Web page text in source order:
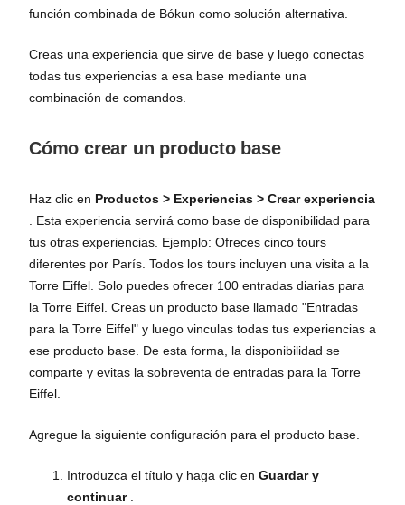
función combinada de Bókun como solución alternativa.
Creas una experiencia que sirve de base y luego conectas
todas tus experiencias a esa base mediante una
combinación de comandos.
Cómo crear un producto base
Haz clic en Productos > Experiencias > Crear experiencia
. Esta experiencia servirá como base de disponibilidad para
tus otras experiencias. Ejemplo: Ofreces cinco tours
diferentes por París. Todos los tours incluyen una visita a la
Torre Eiffel. Solo puedes ofrecer 100 entradas diarias para
la Torre Eiffel. Creas un producto base llamado "Entradas
para la Torre Eiffel" y luego vinculas todas tus experiencias a
ese producto base. De esta forma, la disponibilidad se
comparte y evitas la sobreventa de entradas para la Torre
Eiffel.
Agregue la siguiente configuración para el producto base.
Introduzca el título y haga clic en Guardar y
continuar.